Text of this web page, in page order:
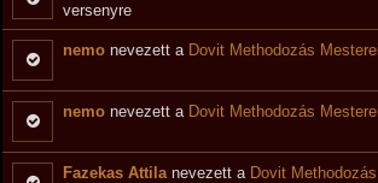
versenyre
nemo nevezett a Dovit Methodozás
nemo nevezett a Dovit Methodozás
Fazekas Attilanevezett a Dovit